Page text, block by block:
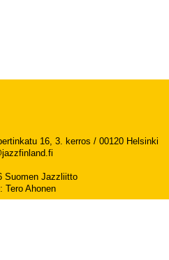
16, 3. kerros / 00120 Helsinki
Suomen Jazzliitto
: Tero Ahonen